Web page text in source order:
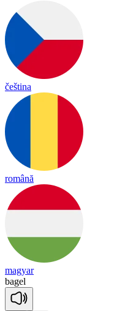
čeština
română
magyar
bagel